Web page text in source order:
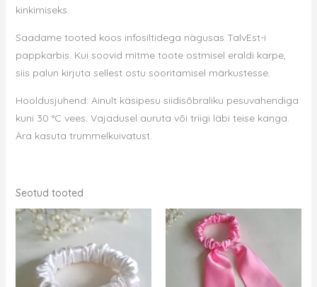
kinkimiseks.
Saadame tooted koos infosiltidega nägusas TalvEst-i
pappkarbis. Kui soovid mitme toote ostmisel eraldi karpe,
siis palun kirjuta sellest ostu sooritamisel märkustesse.
Hooldusjuhend: Ainult käsipesu siidisõbraliku pesuvahendiga
kuni 30 °C vees. Vajadusel auruta või triigi läbi teise kanga.
Ära kasuta trummelkuivatust.
Seotud tooted